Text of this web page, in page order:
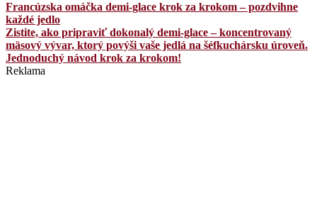
Francúzska omáčka demi-glace krok za krokom – pozdvihne
každé jedlo
Zistite, ako pripraviť dokonalý demi-glace – koncentrovaný
mäsový vývar, ktorý povýši vaše jedlá na šéfkuchársku úroveň.
Jednoduchý návod krok za krokom!
Reklama